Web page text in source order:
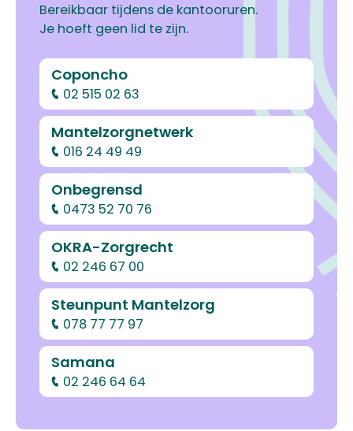
Bereikbaar tijdens de kantooruren.
Je hoeft geen lid te zijn.
Coponcho
02 515 02 63
Mantelzorgnetwerk
016 24 49 49
Onbegrensd
0473 52 70 76
OKRA-Zorgrecht
02 246 67 00
Steunpunt Mantelzorg
078 77 77 97
Samana
02 246 64 64